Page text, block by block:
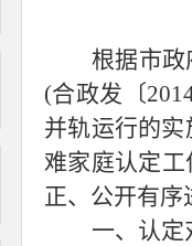
根据市
(合政发〔
并轨运行的
难家庭认定
正、公开有序
一、认定